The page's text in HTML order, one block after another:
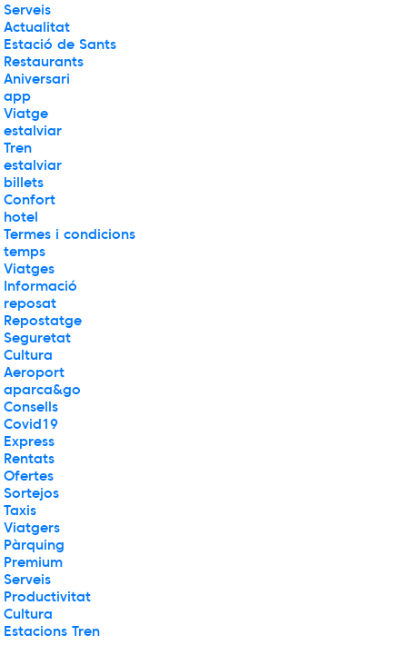
Serveis
Actualitat
Estació de Sants
Restaurants
Aniversari
app
Viatge
estalviar
Tren
estalviar
billets
Confort
hotel
Termes i condicions
temps
Viatges
Informació
reposat
Repostatge
Seguretat
Cultura
Aeroport
aparca&go
Consells
Covid19
Express
Rentats
Ofertes
Sortejos
Taxis
Viatgers
Pàrquing
Premium
Serveis
Productivitat
Cultura
Estacions Tren